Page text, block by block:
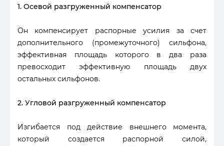
1. Осевой разгруженный компенсатор
Он компенсирует распорные усилия за счет
дополнительного (промежуточного) сильфона,
эффективная площадь которого в два раза
превосходит эффективную площадь двух
остальных сильфонов.
2. Угловой разгруженный компенсатор
Изгибается под действие внешнего момента,
который создается распорной силой,